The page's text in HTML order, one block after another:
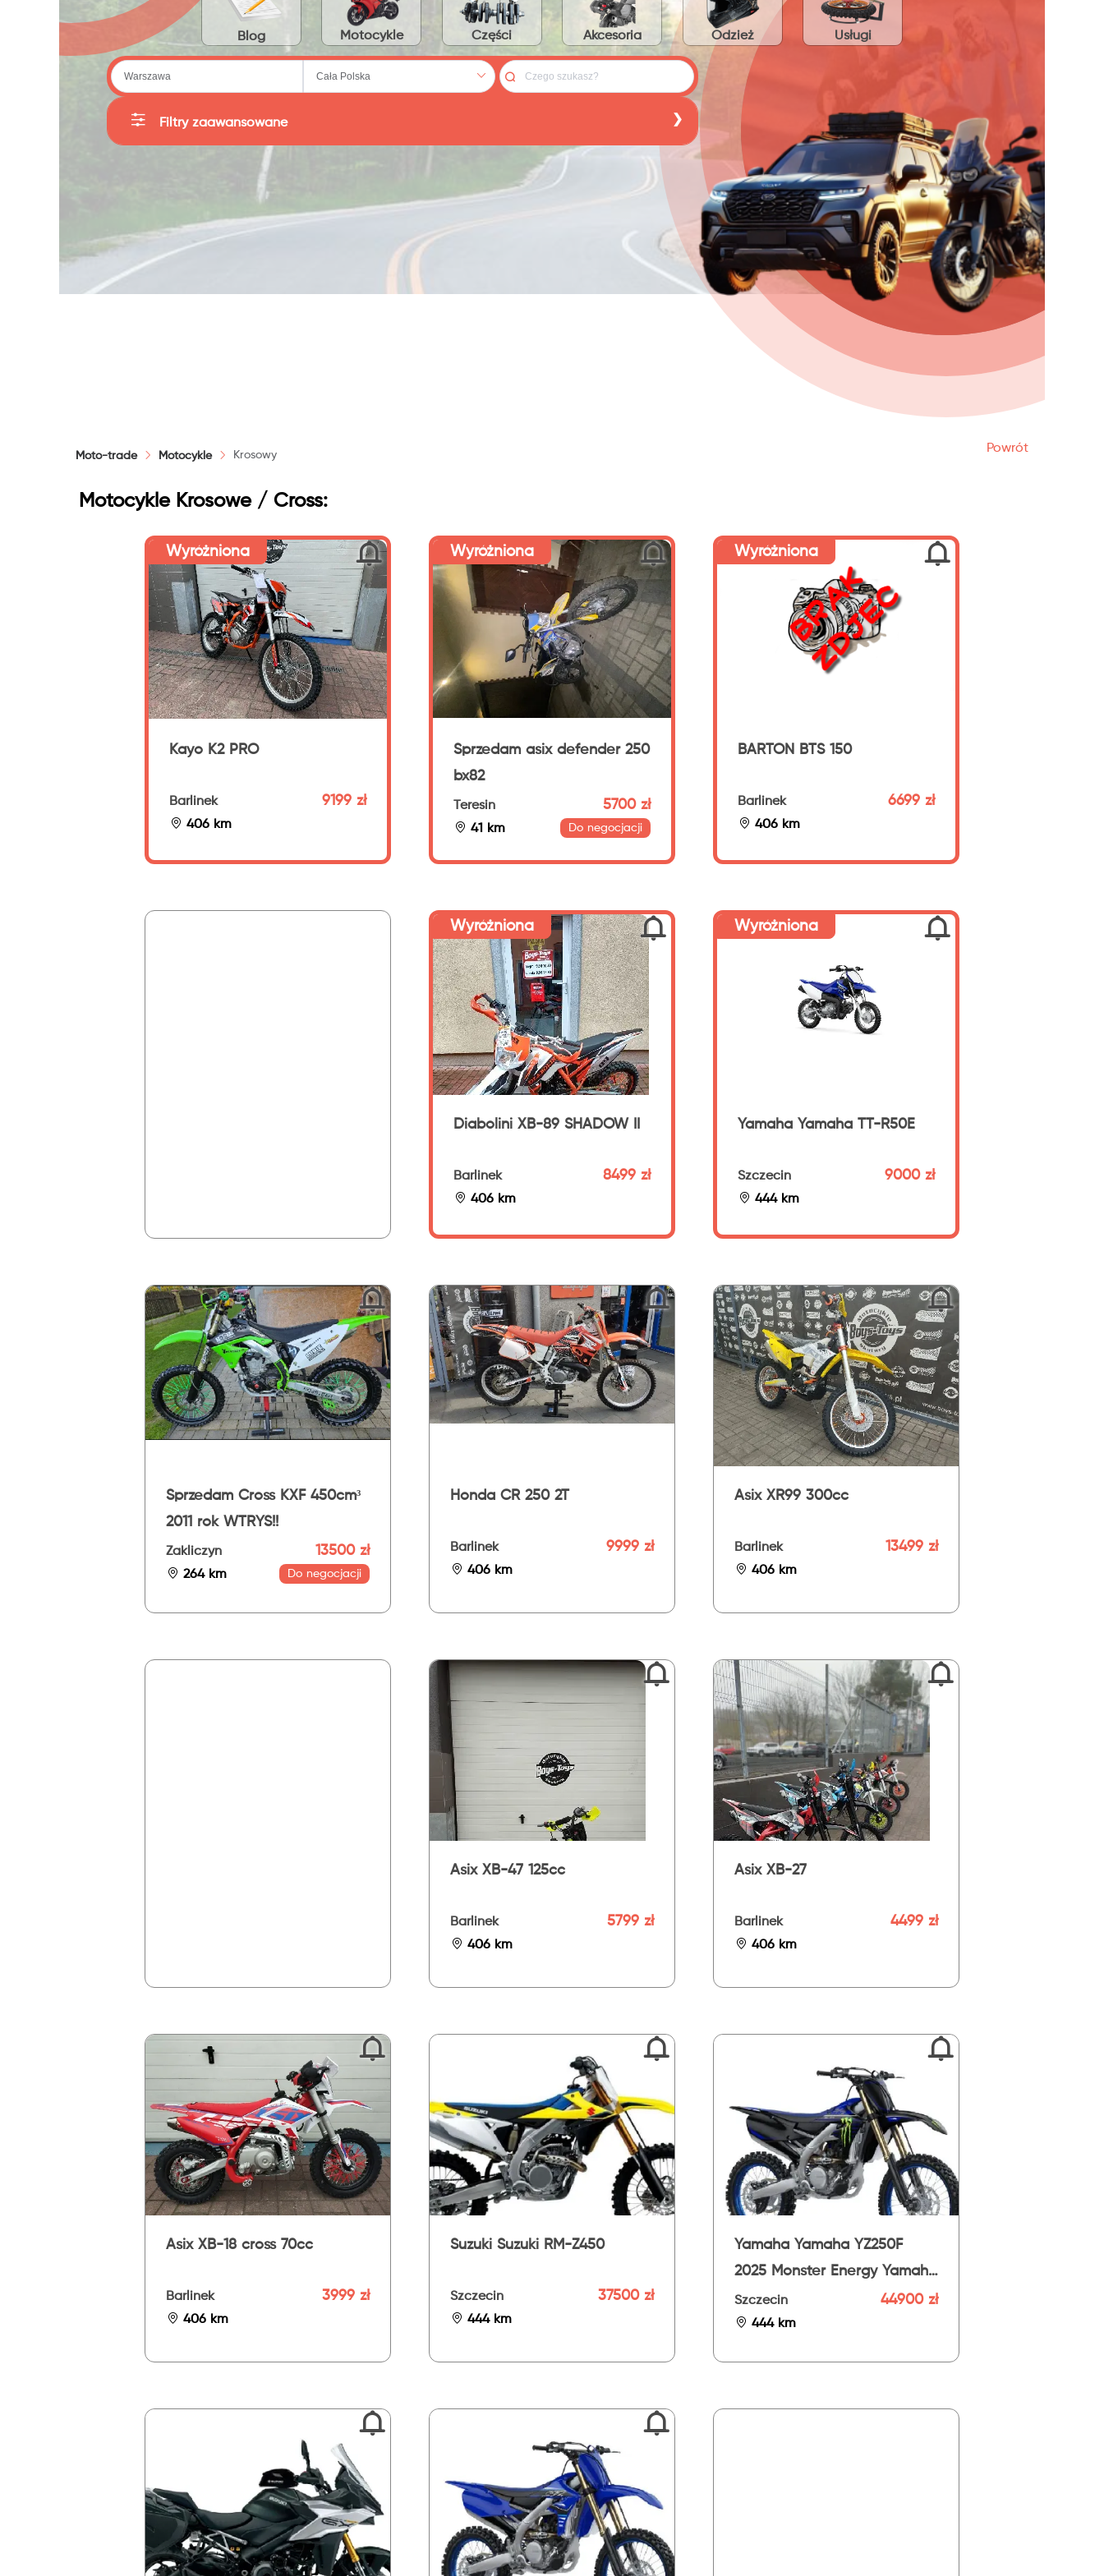
Blog Motocykle Części Akcesoria Odzież Usługi
Filtry zaawansowane
Moto-trade Motocykle Krosowy Powrót
Motocykle Krosowe / Cross:
Wyróżniona
Kayo K2 PRO
Barlinek
406 km
9199 zł
Wyróżniona
Sprzedam asix defender 250
bx82
Teresin
41 km
5700 zł
Do negocjacji
Wyróżniona
BARTON BTS 150
Barlinek
406 km
6699 zł
Wyróżniona
Diabolini XB-89 SHADOW II
Barlinek
406 km
8499 zł
Wyróżniona
Yamaha Yamaha TT-R50E
Szczecin
444 km
9000 zł
Sprzedam Cross KXF 450cm³
2011 rok WTRYS!!
Zakliczyn
264 km
13500 zł
Do negocjacji
Honda CR 250 2T
Barlinek
406 km
9999 zł
Asix XR99 300cc
Barlinek
406 km
13499 zł
Asix XB-47 125cc
Barlinek
406 km
5799 zł
Asix XB-27
Barlinek
406 km
4499 zł
Asix XB-18 cross 70cc
Barlinek
406 km
3999 zł
Suzuki Suzuki RM-Z450
Szczecin
444 km
37500 zł
Yamaha Yamaha YZ250F
2025 Monster Energy Yamaha
Racing Edition
Szczecin
444 km
44900 zł